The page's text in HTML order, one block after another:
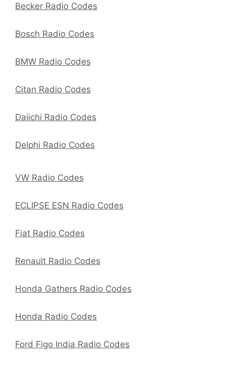
Becker Radio Codes
Bosch Radio Codes
BMW Radio Codes
Citan Radio Codes
Daiichi Radio Codes
Delphi Radio Codes
VW Radio Codes
ECLIPSE ESN Radio Codes
Fiat Radio Codes
Renault Radio Codes
Honda Gathers Radio Codes
Honda Radio Codes
Ford Figo India Radio Codes